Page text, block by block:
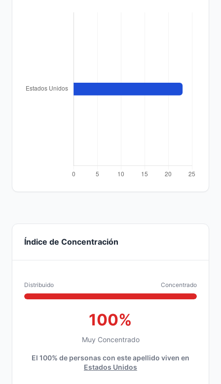
Índice de Concentración
Distribuido Concentrado
100%
Muy Concentrado
El 100% de personas con este apellido viven en
Estados Unidos